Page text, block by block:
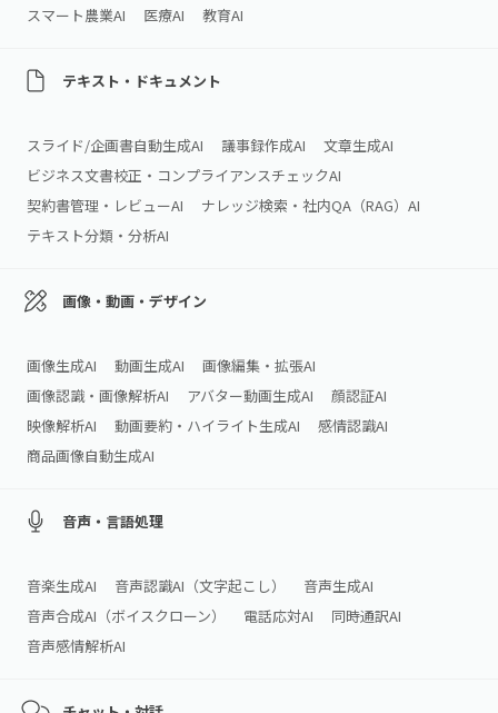
スマート農業AI
医療AI 教育AI
テキスト・ドキュメント
スライド/企画書自動生成AI 議事録作成AI
文章生成AI
ビジネス文書校正・コンプライアンスチェックAI
契約書管理・レビューAI
ナレッジ検索・社内QA（RAG）AI
テキスト分類・分析AI
画像・動画・デザイン
画像生成AI 動画生成AI
画像編集・拡張AI
画像認識・画像解析AI
アバター動画生成AI
顔認証AI
映像解析AI
動画要約・ハイライト生成AI
感情認識AI
商品画像自動生成AI
音声・言語処理
音楽生成AI 音声認識AI（文字起こし）
音声生成AI
音声合成AI（ボイスクローン）
電話応対AI
同時通訳AI
音声感情解析AI